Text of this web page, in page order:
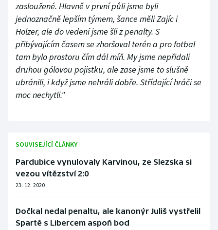
zasloužené. Hlavně v první půli jsme byli
jednoznačně lepším týmem, šance měli Zajíc i
Holzer, ale do vedení jsme šli z penalty. S
přibývajícím časem se zhoršoval terén a pro fotbal
tam bylo prostoru čím dál míň. My jsme nepřidali
druhou gólovou pojistku, ale zase jsme to slušně
ubránili, i když jsme nehráli dobře. Střídající hráči se
moc nechytli."
SOUVISEJÍCÍ ČLÁNKY
Pardubice vynulovaly Karvinou, ze Slezska si
vezou vítězství 2:0
23. 12. 2020
Dočkal nedal penaltu, ale kanonýr Juliš vystřelil
Spartě s Libercem aspoň bod